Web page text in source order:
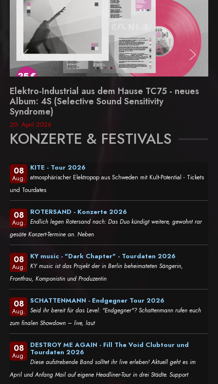
Elektro-Industrial aus dem Hause TC75 - neues
Album: 4S (Selective Sound Sensitivity
Syndrome)
20. April 2026
KONZERTE & FESTIVALS
08
Aug.
KITE - Tour 2026
atmosphärischer Elektropop aus Schweden mit Kult-Potential - Tickets
und Tourdates
08
Aug.
ROTERSAND - Konzerte 2026
Endlich legen Rotersand nach: Das Duo kündigt weitere, gewohnt rar
gesäte Konzert-Termine an. Neben
08
Aug.
KY music - "Dark Chapter" - Tourdaten 2026
KY music ist das Projekt der in Berlin beheimateten Sängerin,
Frontfrau, Komponistin und Produzentin
08
Aug.
SCHATTENMANN - Endgegner Tour 2026
Seid ihr bereit für das Level: "Endgegner"? Schattenmann rufen euch
zum finalen Showdown – live, laut
08
Aug.
DESTROY ME AGAIN - Fill The Void Clubtour und
Tourdaten 2026
Diese aufstrebende Band solltet ihr live erleben! Aktuell geht es im
April und Anfang Mail auf eigene Headliner-Tour in drei Städte. Support